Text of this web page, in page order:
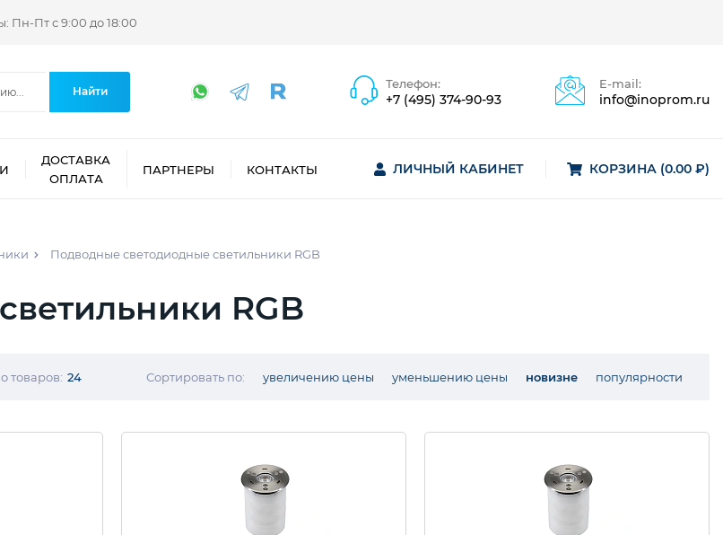
Пн-Пт с 9:00 до 18:00
Найти
Телефон:
+7 (495) 374-90-93
E-mail:
info@inoprom.ru
ДОСТАВКА
ОПЛАТА
ПАРТНЕРЫ КОНТАКТЫ ЛИЧНЫЙ КАБИНЕТ КОРЗИНА (0.00 ₽)
Подводные светодиодные светильники RGB
RGB
товаров: 24 Сортировать по: увеличению цены уменьшению цены новизне популярности